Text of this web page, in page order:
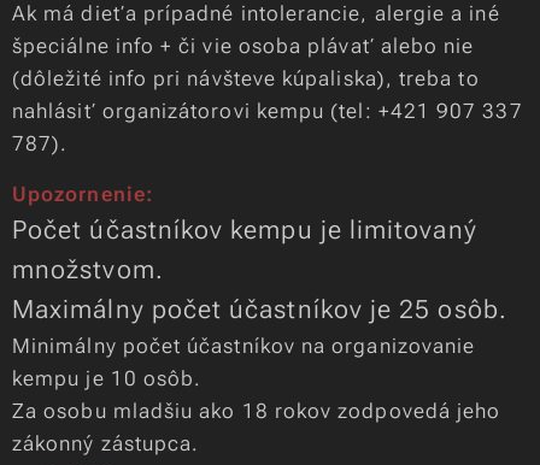
Ak má dieťa prípadné intolerancie, alergie a iné
špeciálne info + či vie osoba plávať alebo nie
(dôležité info pri návšteve kúpaliska), treba to
nahlásiť organizátorovi kempu (tel: +421 907 337
787).
Upozornenie:
Počet účastníkov kempu je limitovaný
množstvom.
Maximálny počet účastníkov je 25 osôb.
Minimálny počet účastníkov na organizovanie
kempu je 10 osôb.
Za osobu mladšiu ako 18 rokov zodpovedá jeho
zákonný zástupca.